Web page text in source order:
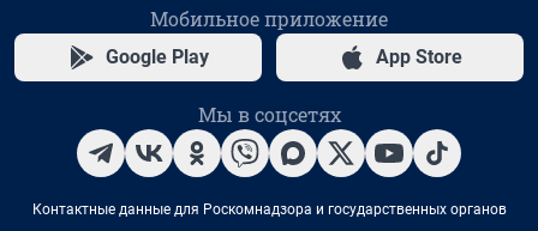
Мобильное приложение
Google Play App Store
Мы в соцсетях
Контактные данные для Роскомнадзора и государственных органов